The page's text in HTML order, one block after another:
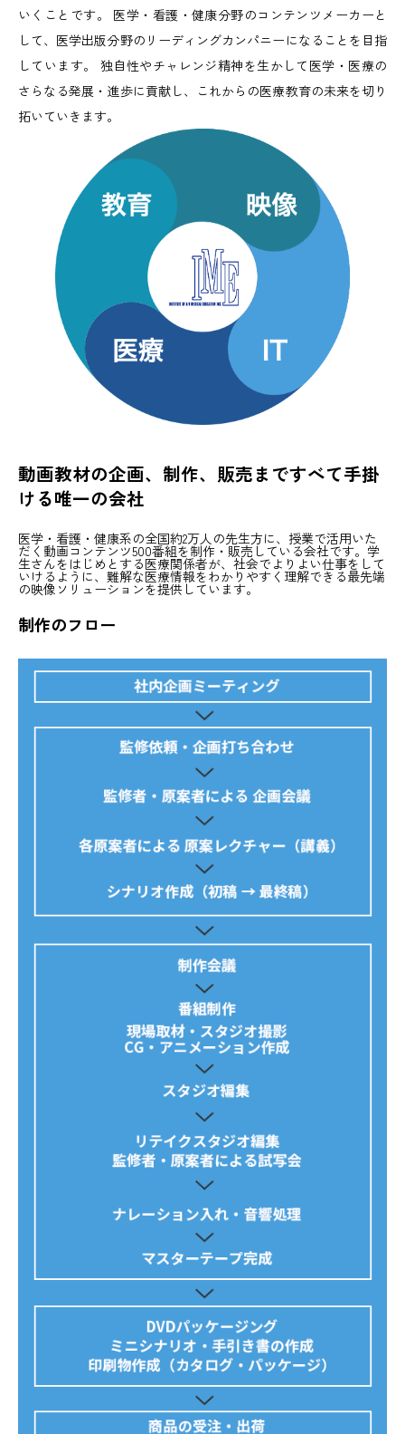
いくことです。 医学・看護・健康分野のコンテンツメーカーと
して、医学出版分野のリーディングカンパニーになることを目指
しています。 独自性やチャレンジ精神を生かして医学・医療の
さらなる発展・進歩に貢献し、これからの医療教育の未来を切り
拓いていきます。
動画教材の企画、制作、販売まですべて手掛
ける唯一の会社
医学・看護・健康系の全国約2万人の先生方に、授業で活用いた
だく動画コンテンツ500番組を制作・販売している会社です。学
生さんをはじめとする医療関係者が、社会でよりよい仕事をして
いけるように、難解な医療情報をわかりやすく理解できる最先端
の映像ソリューションを提供しています。
制作のフロー